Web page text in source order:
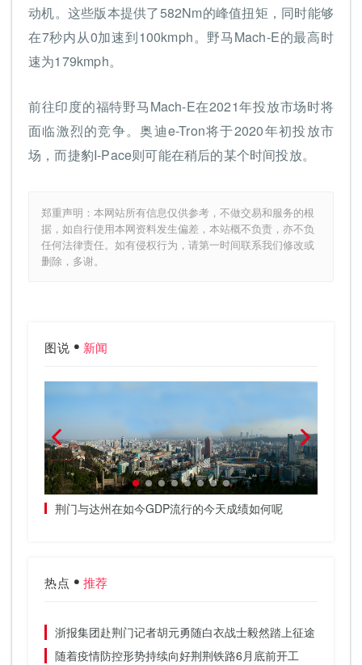
动机。这些版本提供了582Nm的峰值扭矩，同时能够
在7秒内从0加速到100kmph。野马Mach-E的最高时
速为179kmph。
前往印度的福特野马Mach-E在2021年投放市场时将
面临激烈的竞争。奥迪e-Tron将于2020年初投放市
场，而捷豹I-Pace则可能在稍后的某个时间投放。
郑重声明：本网站所有信息仅供参考，不做交易和服务的根
据，如自行使用本网资料发生偏差，本站概不负责，亦不负
任何法律责任。如有侵权行为，请第一时间联系我们修改或
删除，多谢。
图说 新闻
荆门与达州在如今GDP流行的今天成绩如何呢
热点 推荐
浙报集团赴荆门记者胡元勇随白衣战士毅然踏上征途
随着疫情防控形势持续向好荆荆铁路6月底前开工